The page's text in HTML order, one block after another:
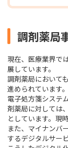
調剤薬局
現在、医療業界で
展しています。
調剤薬局において
進められています。
電子処方箋システ
剤薬局に対しては
としています。現
また、マイナンバ
するデジタルサー